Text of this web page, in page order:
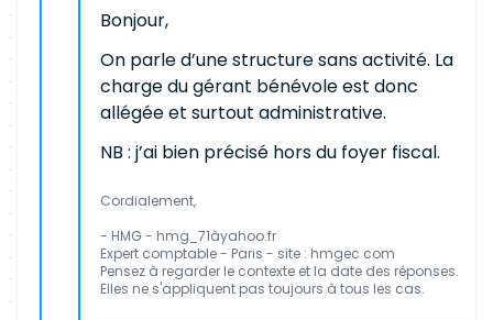
Bonjour,
On parle d’une structure sans activité. La
charge du gérant bénévole est donc
allégée et surtout administrative.
NB : j’ai bien précisé hors du foyer fiscal.
Cordialement,
- HMG - hmg_71àyahoo.fr
Expert comptable - Paris - site : hmgec com
Pensez à regarder le contexte et la date des réponses.
Elles ne s'appliquent pas toujours à tous les cas.